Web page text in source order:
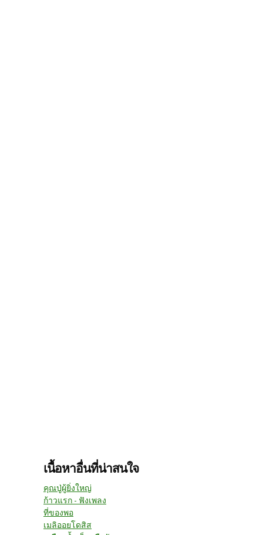
เนื้อหาอื่นที่น่าสนใจ
คุณปู่ผู้ยิ่งใหญ่
ก้าวแรก - ฟังเพลง
ที่ของพอ
เมลิออยโดสิส